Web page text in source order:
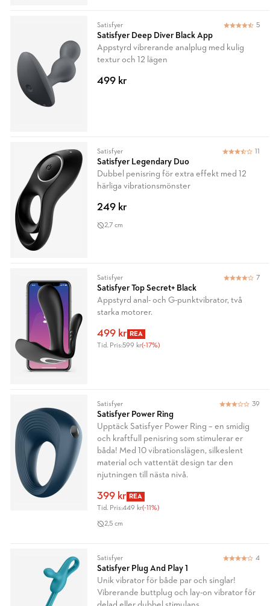
5
Satisfyer
Satisfyer Deep Diver Black App
Appstyrd vibrerande analplug med kulig
textur och 12 lägen
499 kr
11
Satisfyer
Satisfyer Legendary Duo
Dubbel penisring för extra effekt med 12
härliga vibrationsmönster
249 kr
2,7 cm
7
Satisfyer
Satisfyer Top Secret+ Black
Appstyrd anal- och G-punktvibrator, två
starka motorer.
499 kr REA
Tid. Pris:599 kr(-17%)
39
Satisfyer
Satisfyer Power Ring
Upptäck Satisfyer Power Ring – en smidig
och kraftfull penisring som stimulerar er
båda! Med 10 vibrationslägen, silkeslent
material och vattentät design tar den
njutningen till nästa nivå.
399 kr REA
Tid. Pris:449 kr(-11%)
2,5 cm
4
Satisfyer
Satisfyer Plug And Play 1
Unik vibrator för både par och singlar!
Vibrerande buttplug och lay-on vibrator för